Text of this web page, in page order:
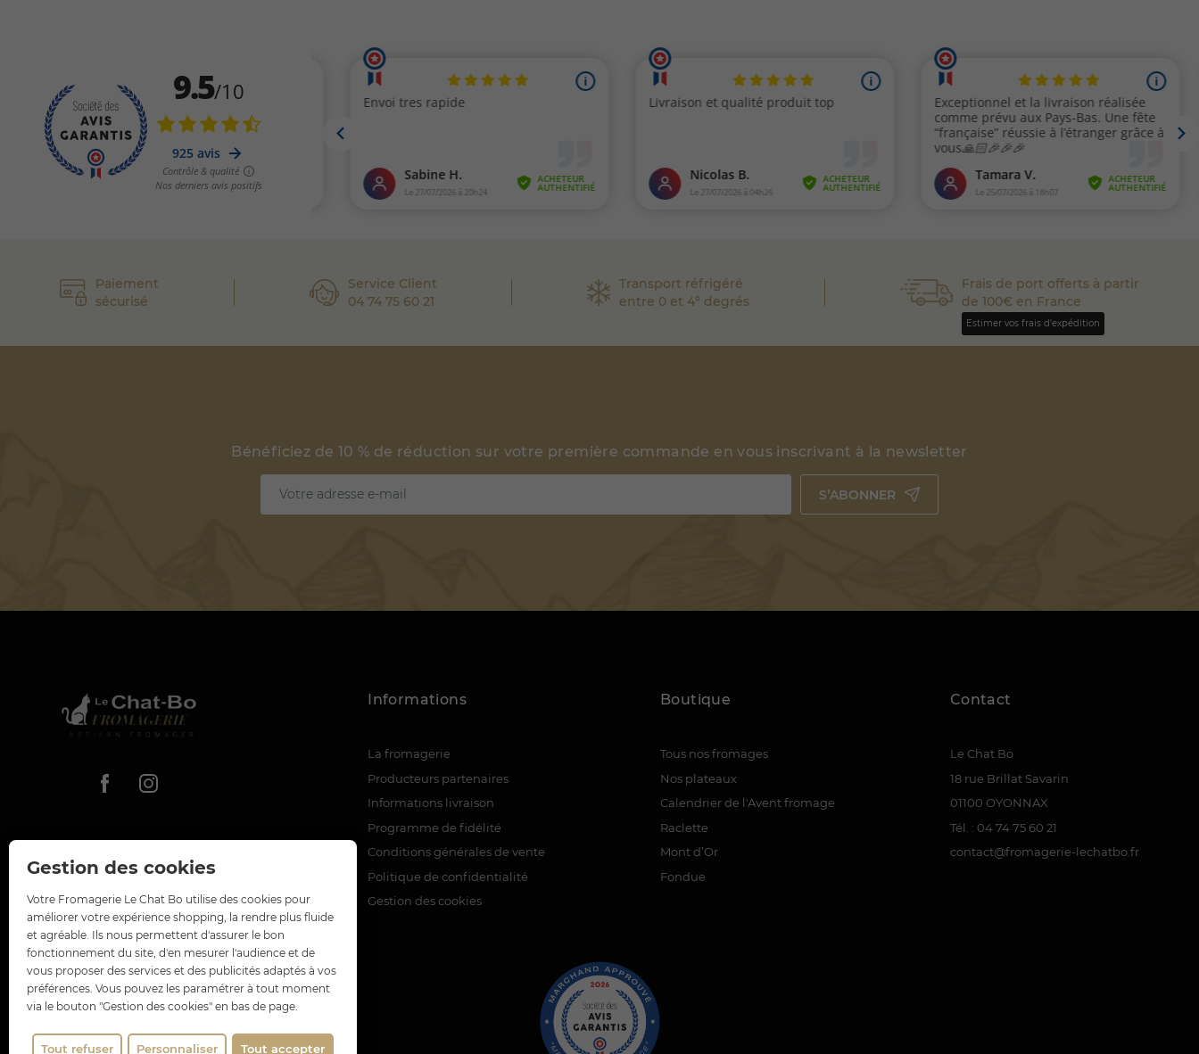
Gestion des cookies
Votre Fromagerie Le Chat Bo utilise des cookies pour
améliorer votre expérience shopping, la rendre plus fluide
et agréable. Ils nous permettent d'assurer le bon
fonctionnement du site, d'en mesurer l'audience et de
vous proposer des services et des publicités adaptés à vos
préférences. Vous pouvez les paramétrer à tout moment
via le bouton "Gestion des cookies" en bas de page.
Tout accepter
Tout refuser Personnaliser
Paiement
sécurisé
Service Client
04 74 75 60 21
Transport réfrigéré
entre 0 et 4° degrés
Frais de port offerts à partir
de 100€ en France
Estimer vos frais d'expédition
Bénéficiez de 10 % de réduction sur votre première commande en vous inscrivant à la newsletter
S’ABONNER
Informations
La fromagerie
Producteurs partenaires
Informations livraison
Programme de fidélité
Conditions générales de vente
Politique de confidentialité
Gestion des cookies
Boutique
Tous nos fromages
Nos plateaux
Calendrier de l'Avent fromage
Raclette
Mont d’Or
Fondue
Contact
Le Chat Bo
18 rue Brillat Savarin
01100 OYONNAX
Tél. : 04 74 75 60 21
contact@fromagerie-lechatbo.fr